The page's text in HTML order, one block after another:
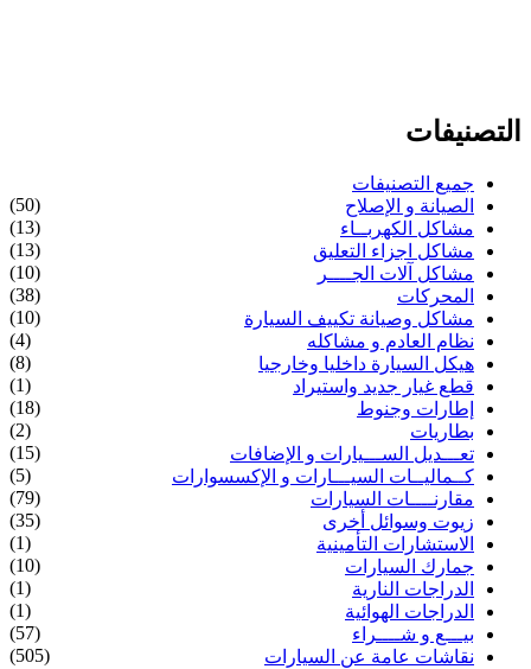
التصنيفات
جميع التصنيفات
الصيانة و الإصلاح
(50)
مشاكل الكهربــاء
(13)
مشاكل اجزاء التعليق
(13)
مشاكل آلات الجــــر
(10)
المحركات
(38)
مشاكل وصيانة تكييف السيارة
(10)
نظام العادم و مشاكله
(4)
هيكل السيارة داخليا وخارجيا
(8)
قطع غيار جديد واستيراد
(1)
إطارات وجنوط
(18)
بطاريات
(2)
تعـــديل الســـيارات و الإضافات
(15)
كــماليــات السيـــارات و الإكسسوارات
(5)
مقارنــــات السيارات
(79)
زيوت وسوائل أخرى
(35)
الاستشارات التأمينية
(1)
جمارك السيارات
(10)
الدراجات النارية
(1)
الدراجات الهوائية
(1)
بيـــع و شــــراء
(57)
نقاشات عامة عن السيارات
(505)